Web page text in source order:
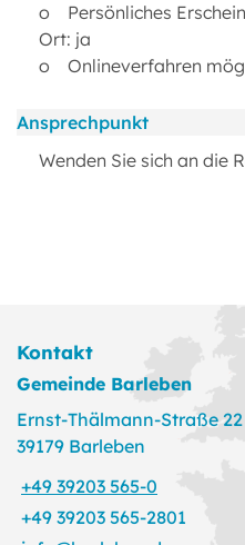
o Persönliches
Ort: ja
o Onlineverfahren
Ansprechpunkt
Wenden Sie sich an die
Kontakt
Gemeinde Barleben
Ernst-Thälmann-Straße 22
39179 Barleben
+49 39203 565-0
+49 39203 565-2801